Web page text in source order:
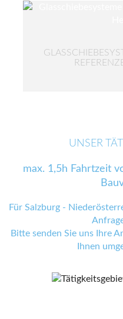
UNSER
max. 1,5h Fahrtzeit
Für Salzburg -
Bitte senden Sie uns Ihre
Ihnen